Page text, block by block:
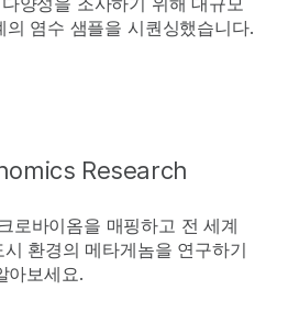
염수 샘플을 시퀀싱했습니다.
Research
로바이옴을 매핑하고 전 세계
환경의 메타게놈을 연구하기
아보세요.